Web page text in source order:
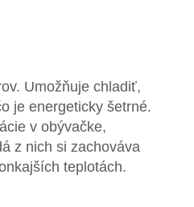
Umožňuje chladiť,
je energeticky šetrné.
v obývačke,
z nich si zachováva
teplotách.